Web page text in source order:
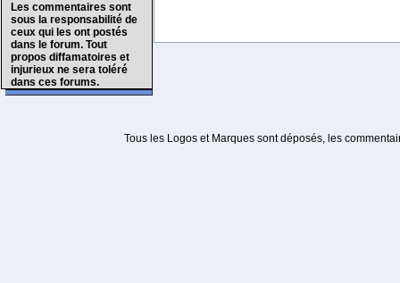
Les commentaires sont
sous la responsabilité de
ceux qui les ont postés
dans le forum. Tout
propos diffamatoires et
injurieux ne sera toléré
dans ces forums.
Tous les Logos et Marques sont déposés, les